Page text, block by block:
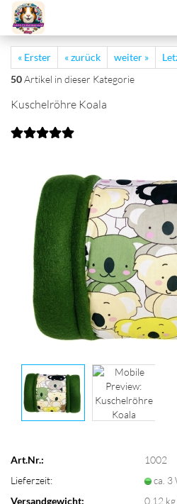
« Erster « zurück weiter »
50Artikel in dieser Kategorie
Kuschelröhre Koala
Art.Nr.:
1002
Lieferzeit:
ca.
Versandgewicht: 0.12